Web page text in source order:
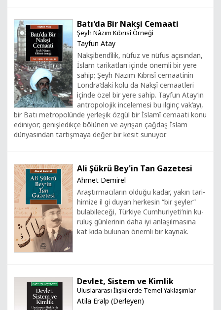
Batı'da Bir Nakşi Cemaati
Şeyh Nâzım Kıbrısî Örneği
Tayfun Atay
Nakşibendîlik, nüfuz ve nüfus açısından,
İslam tarikatları içinde önemli bir yere
sahip; Şeyh Nazım Kıbrısî cemaatinin
Londra’daki kolu da Nakşî cemaatleri
içinde özel bir yere sahip. Tayfun Atay’ın
antropolojik incelemesi bu ilginç vak’ayı,
bir Batı metropolünde yerleşik özgül bir İslamî cemaati konu
ediniyor; genişledikçe bölünen ve ayrışan çağdaş İslam
dünyasından tartışmaya değer bir kesit sunuyor.
Ali Şükrü Bey'in Tan Gazetesi
Ahmet Demirel
Araş­tır­ma­cı­la­rın ol­du­ğu ka­dar, ya­kın ta­ri­
hi­mi­ze il gi du­yan her­ke­sin “bir şey­ler”
bu­la­bi­le­ce­ği, Tür­ki­ye Cum­hu­ri­ye­ti’nin ku­
ru­luş gün­le­ri­nin da­ha iyi an­la­şıl­ma­sı­na
kat kı­da bu­lu­nan önem­li bir kay­nak.
Devlet, Sistem ve Kimlik
Uluslararası İlişkilerde Temel Yaklaşımlar
Atila Eralp (Derleyen)